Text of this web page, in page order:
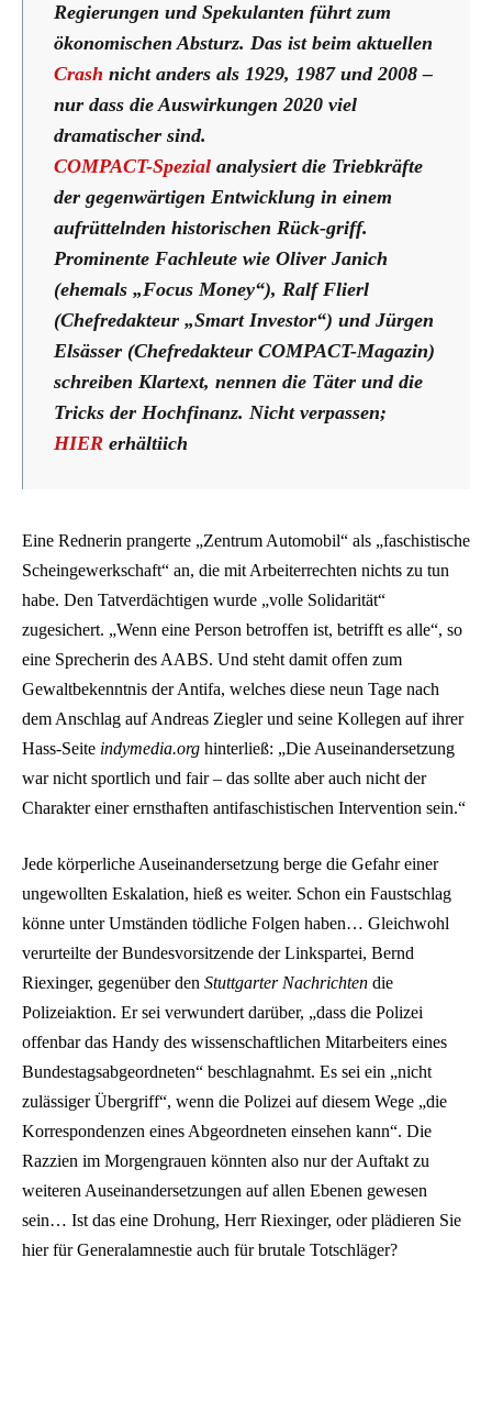
Regierungen und Spekulanten führt zum
ökonomischen Absturz. Das ist beim aktuellen
Crash nicht anders als 1929, 1987 und 2008 –
nur dass die Auswirkungen 2020 viel
dramatischer sind.
COMPACT-Spezial analysiert die Triebkräfte
der gegenwärtigen Entwicklung in einem
aufrüttelnden historischen Rück-griff.
Prominente Fachleute wie Oliver Janich
(ehemals „Focus Money“), Ralf Flierl
(Chefredakteur „Smart Investor“) und Jürgen
Elsässer (Chefredakteur COMPACT-Magazin)
schreiben Klartext, nennen die Täter und die
Tricks der Hochfinanz. Nicht verpassen;
HIER erhältiich
Eine Rednerin prangerte „Zentrum Automobil“ als „faschistische
Scheingewerkschaft“ an, die mit Arbeiterrechten nichts zu tun
habe. Den Tatverdächtigen wurde „volle Solidarität“
zugesichert. „Wenn eine Person betroffen ist, betrifft es alle“, so
eine Sprecherin des AABS. Und steht damit offen zum
Gewaltbekenntnis der Antifa, welches diese neun Tage nach
dem Anschlag auf Andreas Ziegler und seine Kollegen auf ihrer
Hass-Seite indymedia.org hinterließ: „Die Auseinandersetzung
war nicht sportlich und fair – das sollte aber auch nicht der
Charakter einer ernsthaften antifaschistischen Intervention sein.“
Jede körperliche Auseinandersetzung berge die Gefahr einer
ungewollten Eskalation, hieß es weiter. Schon ein Faustschlag
könne unter Umständen tödliche Folgen haben… Gleichwohl
verurteilte der Bundesvorsitzende der Linkspartei, Bernd
Riexinger, gegenüber den Stuttgarter Nachrichten die
Polizeiaktion. Er sei verwundert darüber, „dass die Polizei
offenbar das Handy des wissenschaftlichen Mitarbeiters eines
Bundestagsabgeordneten“ beschlagnahmt. Es sei ein „nicht
zulässiger Übergriff“, wenn die Polizei auf diesem Wege „die
Korrespondenzen eines Abgeordneten einsehen kann“. Die
Razzien im Morgengrauen könnten also nur der Auftakt zu
weiteren Auseinandersetzungen auf allen Ebenen gewesen
sein… Ist das eine Drohung, Herr Riexinger, oder plädieren Sie
hier für Generalamnestie auch für brutale Totschläger?